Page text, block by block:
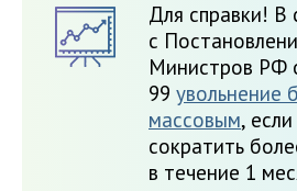
Для справки! В
с
Министров РФ
99 увольнение
массовым,
сократить
в течение 1